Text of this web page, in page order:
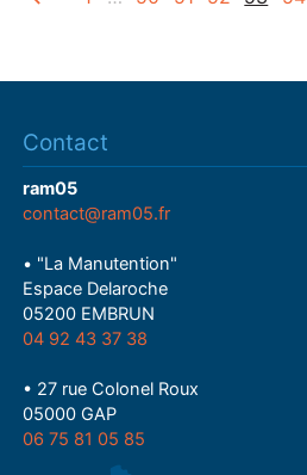
Contact
ram05
contact@ram05.fr
• "La Manutention"
Espace Delaroche
05200 EMBRUN
04 92 43 37 38
• 27 rue Colonel Roux
05000 GAP
06 75 81 05 85